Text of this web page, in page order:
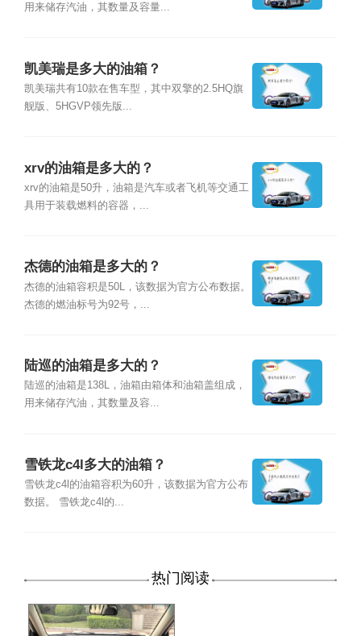
用来储存汽油，其数量及容量...
凯美瑞是多大的油箱？
凯美瑞共有10款在售车型，其中双擎的2.5HQ旗
舰版、5HGVP领先版...
xrv的油箱是多大的？
xrv的油箱是50升，油箱是汽车或者飞机等交通工
具用于装载燃料的容器，...
杰德的油箱是多大的？
杰德的油箱容积是50L，该数据为官方公布数据。
杰德的燃油标号为92号，...
陆巡的油箱是多大的？
陆巡的油箱是138L，油箱由箱体和油箱盖组成，
用来储存汽油，其数量及容...
雪铁龙c4l多大的油箱？
雪铁龙c4l的油箱容积为60升，该数据为官方公布
数据。 雪铁龙c4l的...
热门阅读